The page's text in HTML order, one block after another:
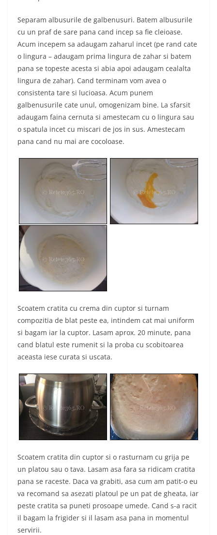
Separam albusurile de galbenusuri. Batem albusurile
cu un praf de sare pana cand incep sa fie cleioase.
Acum incepem sa adaugam zaharul incet (pe rand cate
o lingura – adaugam prima lingura de zahar si batem
pana se topeste acesta si abia apoi adaugam cealalta
lingura de zahar). Cand terminam vom avea o
consistenta tare si lucioasa. Acum punem
galbenusurile cate unul, omogenizam bine. La sfarsit
adaugam faina cernuta si amestecam cu o lingura sau
o spatula incet cu miscari de jos in sus. Amestecam
pana cand nu mai are cocoloase.
Scoatem cratita cu crema din cuptor si turnam
compozitia de blat peste ea, intindem cat mai uniform
si bagam iar la cuptor. Lasam aprox. 20 minute, pana
cand blatul este rumenit si la proba cu scobitoarea
aceasta iese curata si uscata.
Scoatem cratita din cuptor si o rasturnam cu grija pe
un platou sau o tava. Lasam asa fara sa ridicam cratita
pana se raceste. Daca va grabiti, asa cum am patit-o eu
va recomand sa asezati platoul pe un pat de gheata, iar
peste cratita sa puneti prosoape umede. Cand s-a racit
il bagam la frigider si il lasam asa pana in momentul
servirii.